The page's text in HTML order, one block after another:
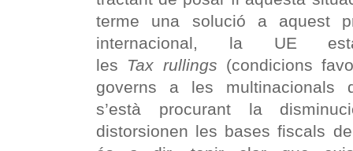
terme una solució a aquest
internacional, la UE
les Tax rullings (condicions
governs a les multinacionals
s’està procurant la
distorsionen les bases fiscals